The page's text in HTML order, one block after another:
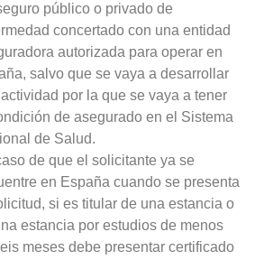
público o privado de
concertado con una entidad
autorizada para operar en
salvo que se vaya a desarrollar
por la que se vaya a tener
de asegurado en el Sistema
de Salud.
de que el solicitante ya se
en España cuando se presenta
si es titular de una estancia o
estancia por estudios de menos
meses debe presentar certificado